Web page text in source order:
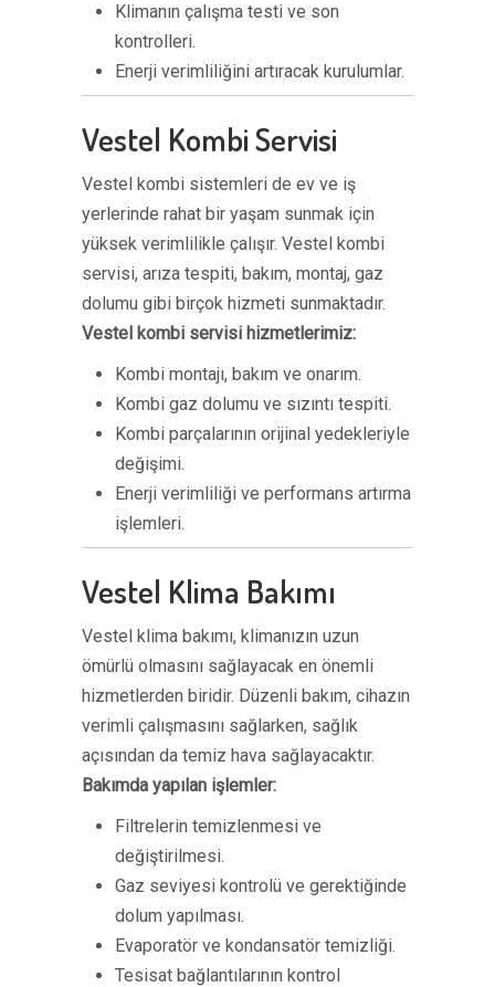
Klimanın çalışma testi ve son
kontrolleri.
Enerji verimliliğini artıracak kurulumlar.
Vestel Kombi Servisi
Vestel kombi sistemleri de ev ve iş
yerlerinde rahat bir yaşam sunmak için
yüksek verimlilikle çalışır. Vestel kombi
servisi, arıza tespiti, bakım, montaj, gaz
dolumu gibi birçok hizmeti sunmaktadır.
Vestel kombi servisi hizmetlerimiz:
Kombi montajı, bakım ve onarım.
Kombi gaz dolumu ve sızıntı tespiti.
Kombi parçalarının orijinal yedekleriyle
değişimi.
Enerji verimliliği ve performans artırma
işlemleri.
Vestel Klima Bakımı
Vestel klima bakımı, klimanızın uzun
ömürlü olmasını sağlayacak en önemli
hizmetlerden biridir. Düzenli bakım, cihazın
verimli çalışmasını sağlarken, sağlık
açısından da temiz hava sağlayacaktır.
Bakımda yapılan işlemler:
Filtrelerin temizlenmesi ve
değiştirilmesi.
Gaz seviyesi kontrolü ve gerektiğinde
dolum yapılması.
Evaporatör ve kondansatör temizliği.
Tesisat bağlantılarının kontrol